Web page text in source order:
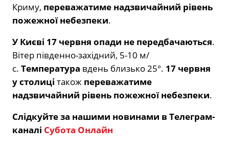
Криму, переважатиме надзвичайний рівень
пожежної небезпеки.
У Києві 17 червня опади не передбачаються.
Вітер південно-західний, 5-10 м/
с. Температура вдень близько 25°. 17 червня
у столиці також переважатиме
надзвичайний рівень пожежної небезпеки.
Слідкуйте за нашими новинами в Телеграм-
каналі Субота Онлайн